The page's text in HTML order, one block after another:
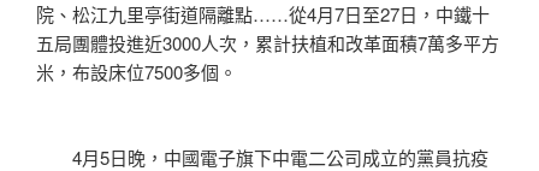
院、松江九里亭街道隔離點……從4月7日至27日，中鐵十
五局團體投進近3000人次，累計扶植和改革面積7萬多平方
米，布設床位7500多個。
4月5日晚，中國電子旗下中電二公司成立的黨員抗疫